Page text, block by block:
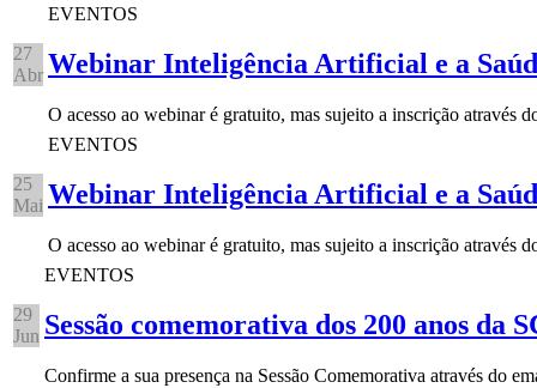
27
Abr
EVENTOS
Webinar Inteligência Artificial e a
O acesso ao webinar é gratuito, mas sujeito a inscrição através
25
Mai
EVENTOS
Webinar Inteligência Artificial e a
O acesso ao webinar é gratuito, mas sujeito a inscrição através
29
Jun
EVENTOS
Sessão comemorativa dos 200 anos da
Confirme a sua presença na Sessão Comemorativa através do